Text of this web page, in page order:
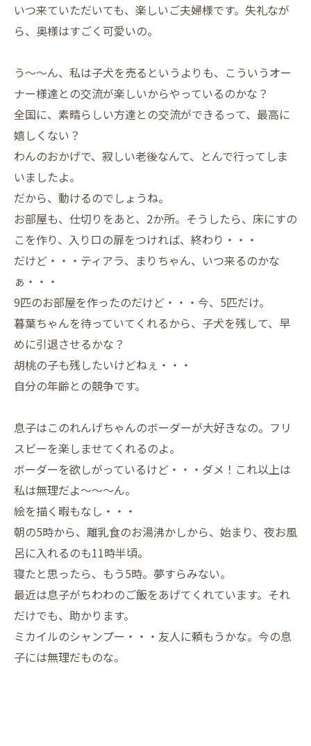
いつ来ていただいても、楽しいご夫婦様です。失礼なが
ら、奥様はすごく可愛いの。
う～～ん、私は子犬を売るというよりも、こういうオー
ナー様達との交流が楽しいからやっているのかな？
全国に、素晴らしい方達との交流ができるって、最高に
嬉しくない？
わんのおかげで、寂しい老後なんて、とんで行ってしま
いましたよ。
だから、動けるのでしょうね。
お部屋も、仕切りをあと、2か所。そうしたら、床にすの
こを作り、入り口の扉をつければ、終わり・・・
だけど・・・ティアラ、まりちゃん、いつ来るのかな
ぁ・・・
9匹のお部屋を作ったのだけど・・・今、5匹だけ。
暮葉ちゃんを待っていてくれるから、子犬を残して、早
めに引退させるかな？
胡桃の子も残したいけどねぇ・・・
自分の年齢との競争です。
息子はこのれんげちゃんのボーダーが大好きなの。フリ
スビーを楽しませてくれるのよ。
ボーダーを欲しがっているけど・・・ダメ！これ以上は
私は無理だよ～～～ん。
絵を描く暇もなし・・・
朝の5時から、離乳食のお湯沸かしから、始まり、夜お風
呂に入れるのも11時半頃。
寝たと思ったら、もう5時。夢すらみない。
最近は息子がちわわのご飯をあげてくれています。それ
だけでも、助かります。
ミカイルのシャンプー・・・友人に頼もうかな。今の息
子には無理だものな。